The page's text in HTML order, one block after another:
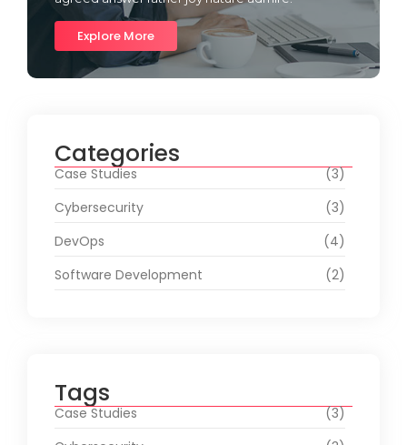
Explore More
Categories
Case Studies
(3)
Cybersecurity
(3)
DevOps
(4)
Software Development
(2)
Tags
Case Studies
(3)